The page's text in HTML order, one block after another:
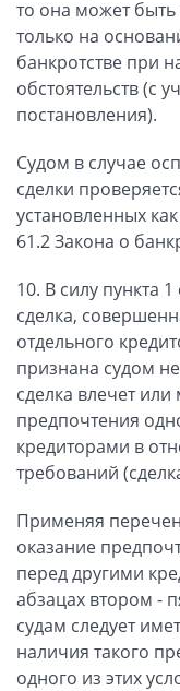
то она может
только на
банкротстве при
обстоятельств (с
постановления).
Судом в случае
сделки
установленных
61.2 Закона о
10. В силу пункта
сделка,
отдельного
признана судом
сделка влечет
предпочтения
кредиторами в
требований
Применяя
оказание
перед другими
абзацах втором -
судам следует
наличия такого
одного из этих